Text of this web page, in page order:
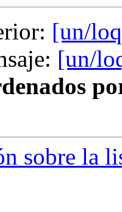
[un/
[un/
sobre la